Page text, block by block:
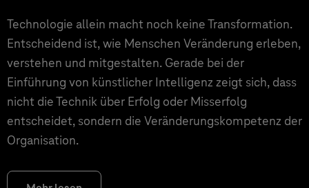
Technologie allein macht noch keine Transformation.
Entscheidend ist, wie Menschen Veränderung erleben,
verstehen und mitgestalten. Gerade bei der
Einführung von künstlicher Intelligenz zeigt sich, dass
nicht die Technik über Erfolg oder Misserfolg
entscheidet, sondern die Veränderungskompetenz der
Organisation.